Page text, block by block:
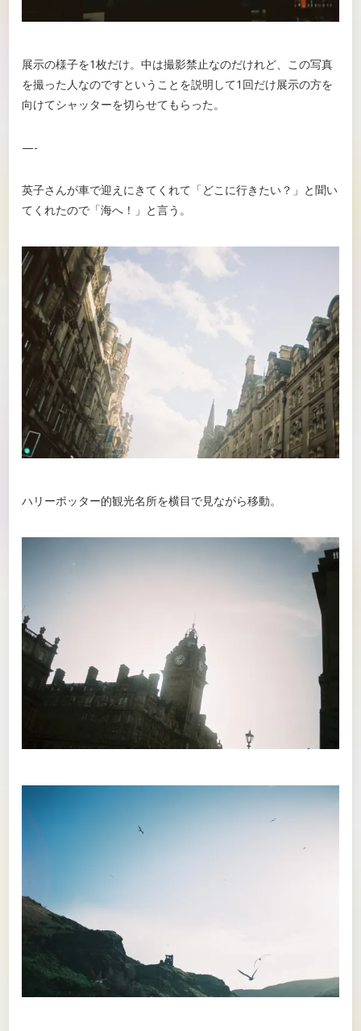
展示の様子を1枚だけ。中は撮影禁止なのだけれど、この写真
を撮った人なのですということを説明して1回だけ展示の方を
向けてシャッターを切らせてもらった。
—-
英子さんが車で迎えにきてくれて「どこに行きたい？」と聞い
てくれたので「海へ！」と言う。
ハリーポッター的観光名所を横目で見ながら移動。